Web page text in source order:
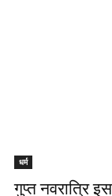
धर्म
गुप्त नवरात्रि